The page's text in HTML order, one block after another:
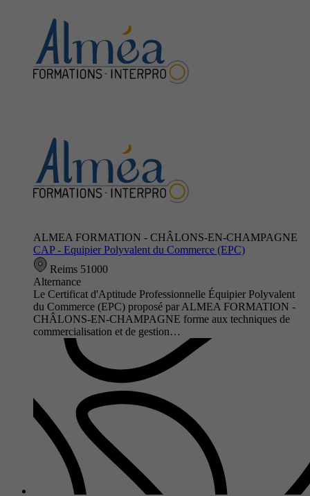
ALMEA FORMATION - CHÂLONS-EN-CHAMPAGNE
CAP - Equipier Polyvalent du Commerce (EPC)
Reims 51000
Alternance
Le Certificat d'Aptitude Professionnelle Équipier Polyvalent
du Commerce (EPC) proposé par ALMEA FORMATION -
CHÂLONS-EN-CHAMPAGNE forme aux techniques de
commercialisation et de gestion…